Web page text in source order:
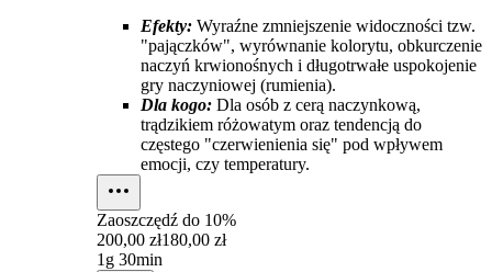
Efekty: Wyraźne zmniejszenie widoczności tzw.
"pajączków", wyrównanie kolorytu, obkurczenie
naczyń krwionośnych i długotrwałe uspokojenie
gry naczyniowej (rumienia).
Dla kogo: Dla osób z cerą naczynkową,
trądzikiem różowatym oraz tendencją do
częstego "czerwienienia się" pod wpływem
emocji, czy temperatury.
Zaoszczędź do 10%
200,00 zł180,00 zł
1g 30min